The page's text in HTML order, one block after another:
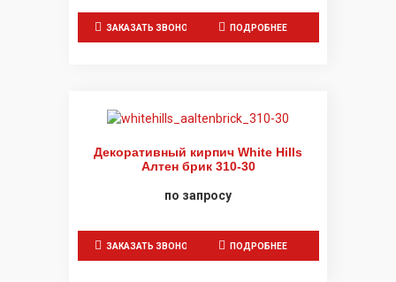
ЗАКАЗАТЬ ЗВОНОК ПОДРОБНЕЕ
Декоративный кирпич White Hills
Алтен брик 310-30
по запросу
ЗАКАЗАТЬ ЗВОНОК ПОДРОБНЕЕ